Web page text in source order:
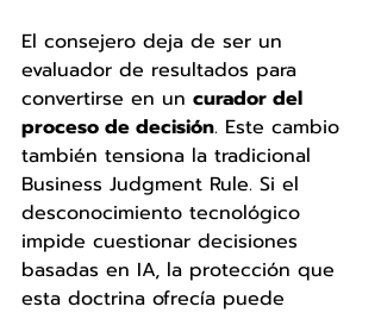
El consejero deja de ser un
evaluador de resultados para
convertirse en un curador del
proceso de decisión. Este cambio
también tensiona la tradicional
Business Judgment Rule. Si el
desconocimiento tecnológico
impide cuestionar decisiones
basadas en IA, la protección que
esta doctrina ofrecía puede